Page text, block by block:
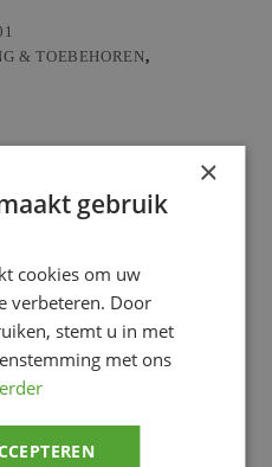
& TOEBEHOREN,
Designs T-shirts
keep you comfortable
×
gebruik
cookies om uw
verbeteren. Door
stemt u in met
met ons